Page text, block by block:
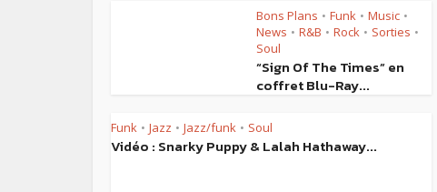
Bons Plans • Funk • Music •
News • R&B • Rock • Sorties •
Soul
“Sign Of The Times” en
coffret Blu-Ray...
Funk • Jazz • Jazz/funk • Soul
Vidéo : Snarky Puppy & Lalah Hathaway...